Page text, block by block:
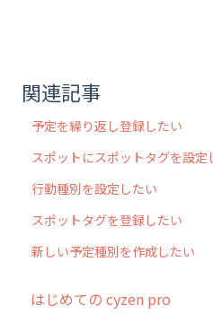
関連記事
予定を繰り返し登録したい
スポットにスポットタグを設定
行動種別を設定したい
スポットタグを登録したい
新しい予定種別を作成したい
はじめての cyzen pro